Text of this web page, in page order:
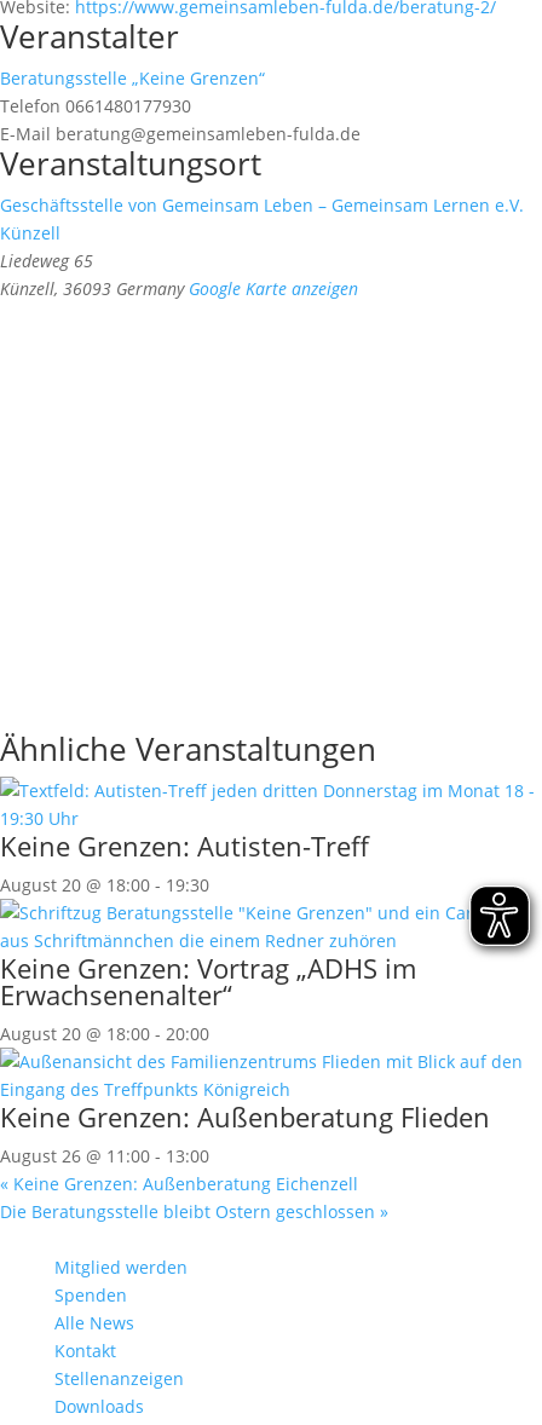
Website: https://www.gemeinsamleben-fulda.de/beratung-2/
Veranstalter
Beratungsstelle „Keine Grenzen“
Telefon 0661480177930
E-Mail beratung@gemeinsamleben-fulda.de
Veranstaltungsort
Geschäftsstelle von Gemeinsam Leben – Gemeinsam Lernen e.V.
Künzell
Liedeweg 65
Künzell, 36093 Germany Google Karte anzeigen
Ähnliche Veranstaltungen
Keine Grenzen: Autisten-Treff
August 20 @ 18:00 - 19:30
Keine Grenzen: Vortrag „ADHS im
Erwachsenenalter“
August 20 @ 18:00 - 20:00
Keine Grenzen: Außenberatung Flieden
August 26 @ 11:00 - 13:00
« Keine Grenzen: Außenberatung Eichenzell
Die Beratungsstelle bleibt Ostern geschlossen »
Mitglied werden
Spenden
Alle News
Kontakt
Stellenanzeigen
Downloads